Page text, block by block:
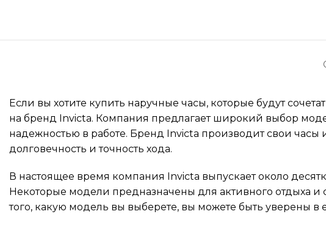
Если вы хотите купить наручные часы, которые будут
на бренд Invicta. Компания предлагает широкий выбор
надежностью в работе. Бренд Invicta производит свои часы
долговечность и точность хода.
В настоящее время компания Invicta выпускает около
Некоторые модели предназначены для активного отдыха
того, какую модель вы выберете, вы можете быть уверены в